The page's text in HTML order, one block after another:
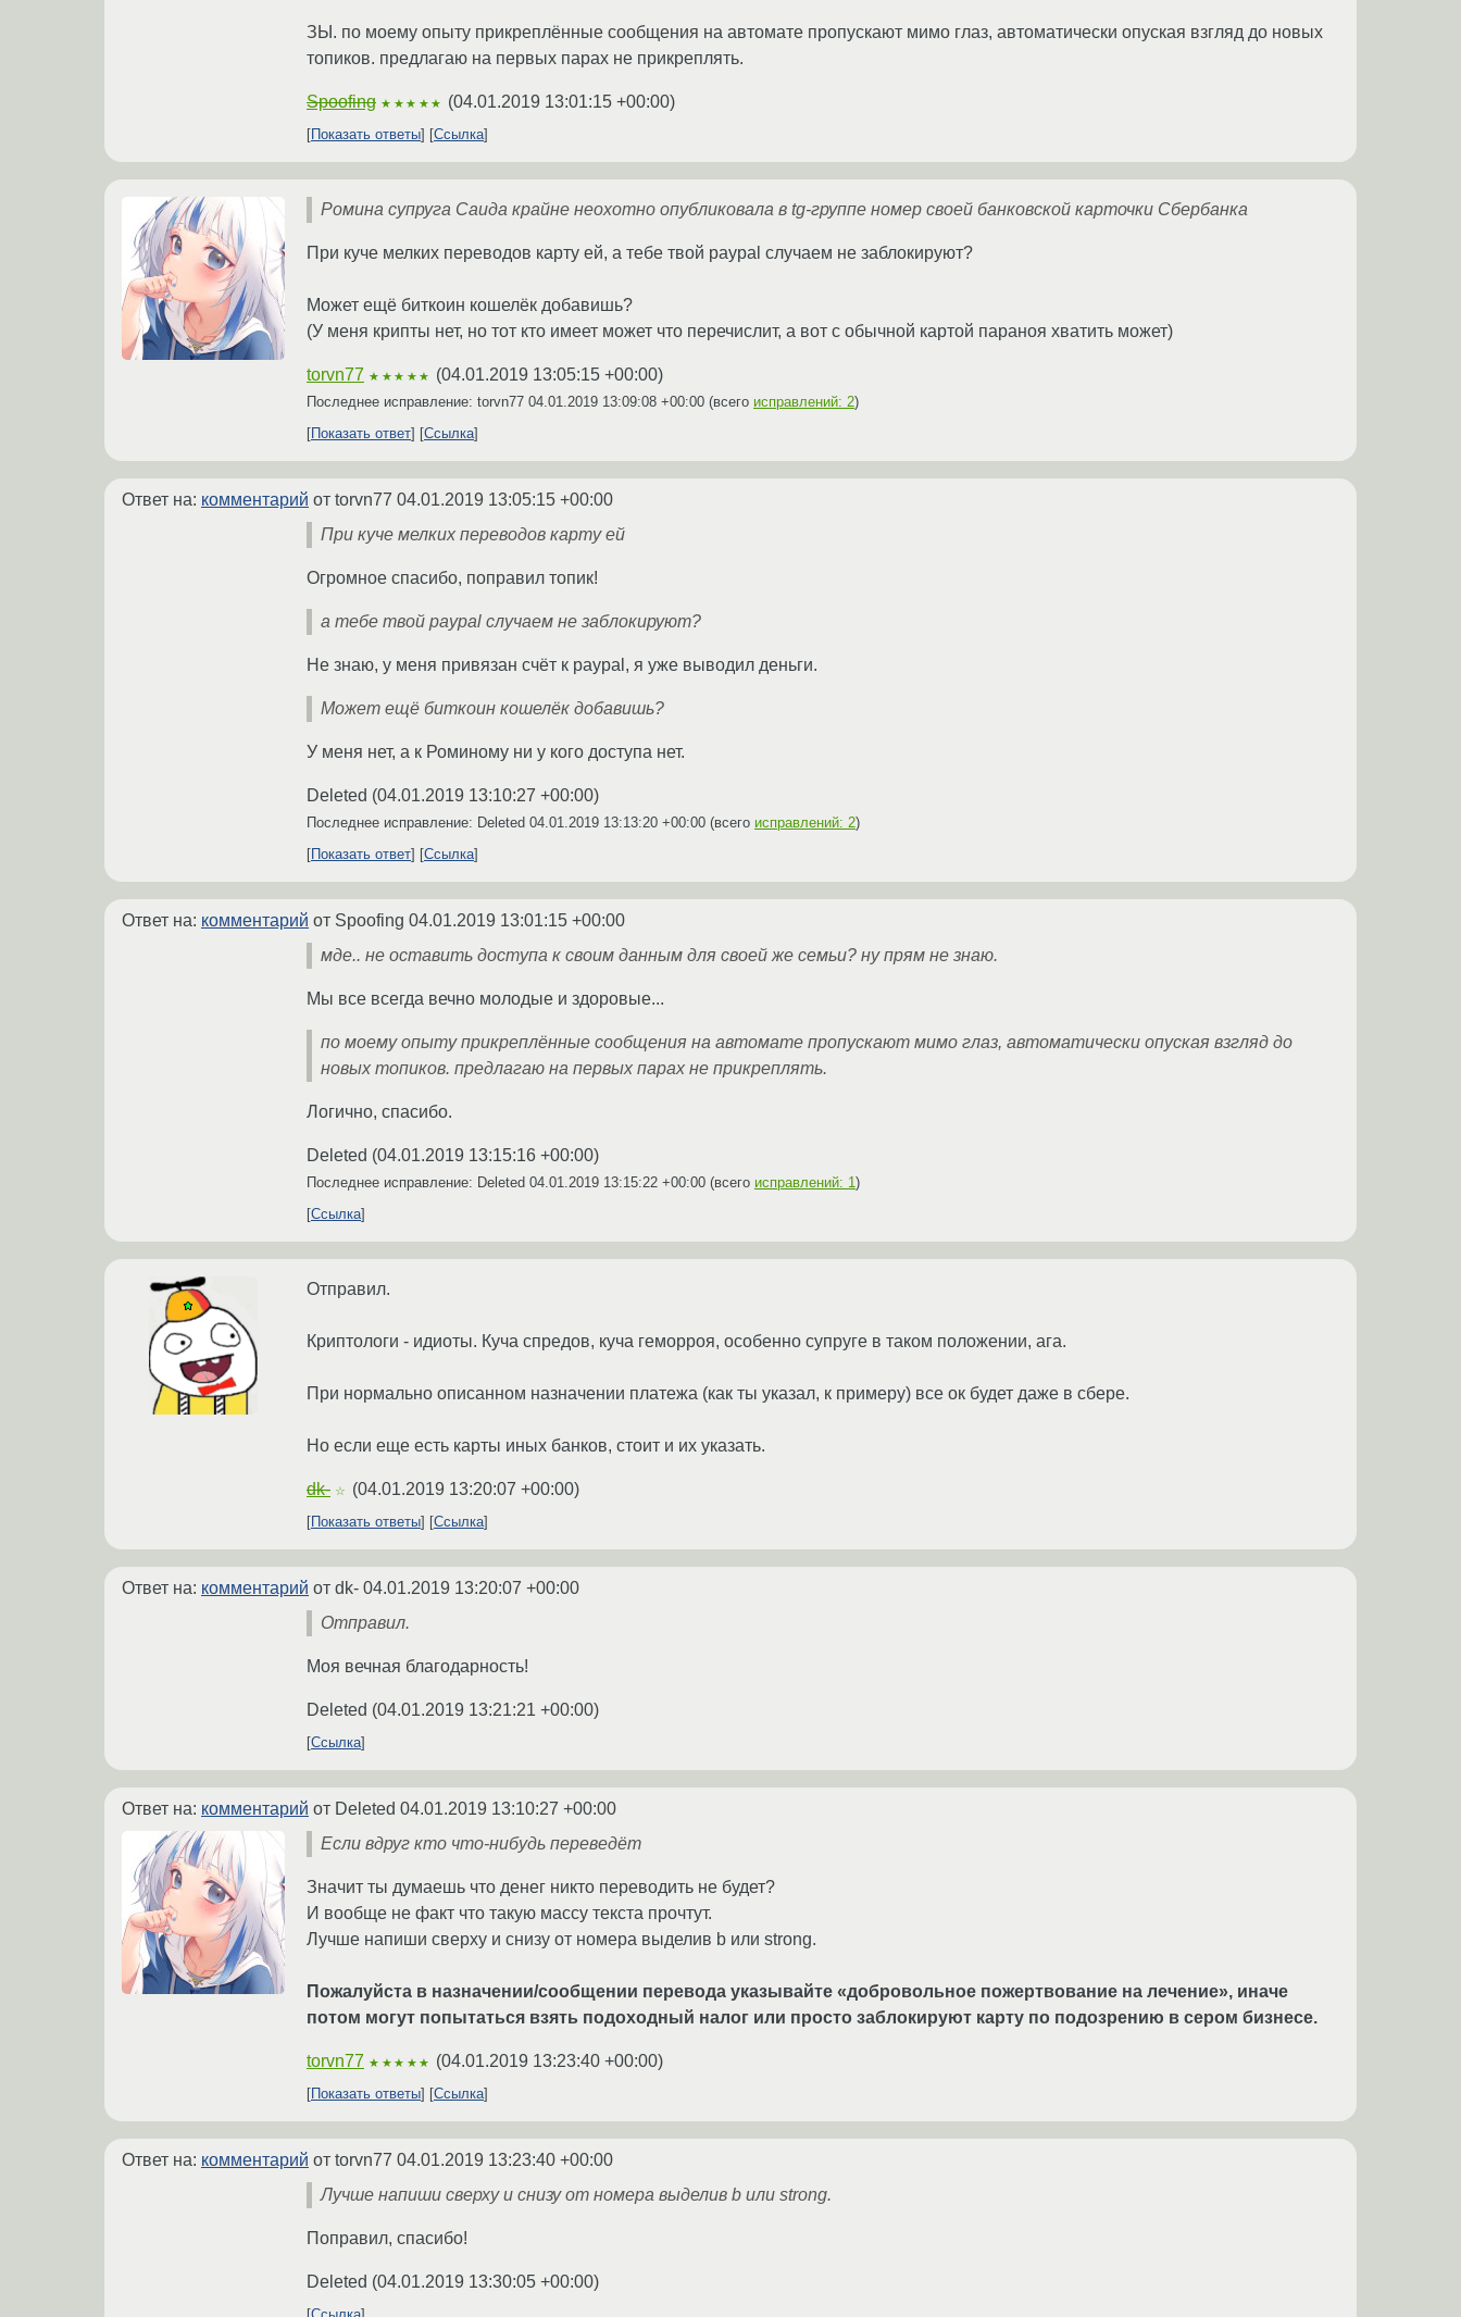
ЗЫ. по моему опыту прикреплённые сообщения на автомате пропускают мимо глаз, автоматически опуская взгляд до новых
топиков. предлагаю на первых парах не прикреплять.
Spoofing ★★★★★ (04.01.2019 13:01:15 +00:00)
Показать ответы Ссылка
Ромина супруга Саида крайне неохотно опубликовала в tg-группе номер своей банковской карточки Сбербанка
При куче мелких переводов карту ей, а тебе твой paypal случаем не заблокируют?
Может ещё биткоин кошелёк добавишь?
(У меня крипты нет, но тот кто имеет может что перечислит, а вот с обычной картой параноя хватить может)
torvn77 ★★★★★ (04.01.2019 13:05:15 +00:00)
Последнее исправление: torvn77 04.01.2019 13:09:08 +00:00 (всего исправлений: 2)
Показать ответ
Ссылка
Ответ на: комментарий от torvn77 04.01.2019 13:05:15 +00:00
При куче мелких переводов карту ей
Огромное спасибо, поправил топик!
а тебе твой paypal случаем не заблокируют?
Не знаю, у меня привязан счёт к paypal, я уже выводил деньги.
Может ещё биткоин кошелёк добавишь?
У меня нет, а к Роминому ни у кого доступа нет.
Deleted (04.01.2019 13:10:27 +00:00)
Последнее исправление: Deleted 04.01.2019 13:13:20 +00:00 (всего исправлений: 2)
Показать ответ
Ссылка
Ответ на: комментарий от Spoofing 04.01.2019 13:01:15 +00:00
мде.. не оставить доступа к своим данным для своей же семьи? ну прям не знаю.
Мы все всегда вечно молодые и здоровые...
по моему опыту прикреплённые сообщения на автомате пропускают мимо глаз, автоматически опуская взгляд до
новых топиков. предлагаю на первых парах не прикреплять.
Логично, спасибо.
Deleted (04.01.2019 13:15:16 +00:00)
Последнее исправление: Deleted 04.01.2019 13:15:22 +00:00 (всего исправлений: 1)
Ссылка
Отправил.
Криптологи - идиоты. Куча спредов, куча геморроя, особенно супруге в таком положении, ага.
При нормально описанном назначении платежа (как ты указал, к примеру) все ок будет даже в сбере.
Но если еще есть карты иных банков, стоит и их указать.
dk- ☆ (04.01.2019 13:20:07 +00:00)
Показать ответы Ссылка
Ответ на: комментарий от dk- 04.01.2019 13:20:07 +00:00
Отправил.
Моя вечная благодарность!
Deleted (04.01.2019 13:21:21 +00:00)
Ссылка
Ответ на: комментарий от Deleted 04.01.2019 13:10:27 +00:00
Если вдруг кто что-нибудь переведёт
Значит ты думаешь что денег никто переводить не будет?
И вообще не факт что такую массу текста прочтут.
Лучше напиши сверху и снизу от номера выделив b или strong.
Пожалуйста в назначении/сообщении перевода указывайте «добровольное пожертвование на лечение», иначе
потом могут попытаться взять подоходный налог или просто заблокируют карту по подозрению в сером бизнесе.
torvn77 ★★★★★ (04.01.2019 13:23:40 +00:00)
Показать ответы Ссылка
Ответ на: комментарий от torvn77 04.01.2019 13:23:40 +00:00
Лучше напиши сверху и снизу от номера выделив b или strong.
Поправил, спасибо!
Deleted (04.01.2019 13:30:05 +00:00)